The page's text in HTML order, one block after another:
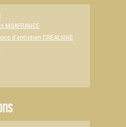
MSAFRANCE
d'entretien CREALIGNE